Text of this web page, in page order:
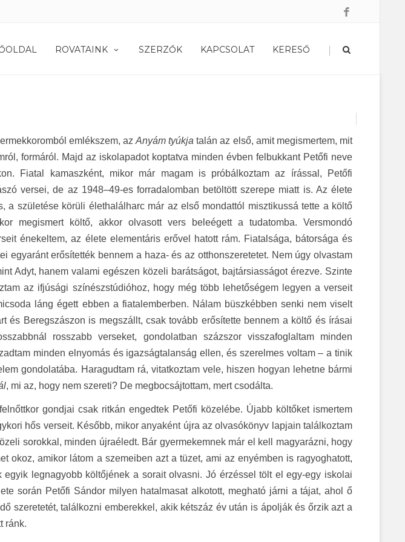
ROVATAINK SZERZŐK KAPCSOLAT KERESŐ |
emlékszem, azAnyám tyúkjatalán az első, amit megismertem, mit
formáról. Majd az iskolapadot koptatva minden évben felbukkant Petőfi neve
Fiatal kamaszként, mikor már magam is próbálkoztam az írással, Petőfi
versei, de az 1948–49-es forradalomban betöltött szerepe miatt is. Az élete
a születése körüli élethalálharc már az első mondattól misztikussá tette a költő
megismert költő, akkor olvasott vers beleégett a tudatomba. Versmondó
énekeltem, az élete elementáris erővel hatott rám. Fiatalsága, bátorsága és
egyaránt erősítették bennem a haza- és az otthonszeretetet. Nem úgy olvastam
Adyt, hanem valami egészen közeli barátságot, bajtársiasságot érezve. Szinte
az ifjúsági színészstúdióhoz, hogy még több lehetőségem legyen a verseit
láng égett ebben a fiatalemberben. Nálam büszkébben senki nem viselt
és Beregszászon is megszállt, csak tovább erősítette bennem a költő és írásai
rosszabb verseket, gondolatban százszor visszafoglaltam minden
minden elnyomás és igazságtalanság ellen, és szerelmes voltam – a tinik
gondolatába. Haragudtam rá, vitatkoztam vele, hiszen hogyan lehetne bármi
, mi az, hogy nem szereti? De megbocsájtottam, mert csodálta.
gondjai csak ritkán engedtek Petőfi közelébe. Újabb költőket ismertem
hős verseit. Később, mikor anyaként újra az olvasókönyv lapjain találkoztam
sorokkal, minden újraéledt. Bár gyermekemnek már el kell magyarázni, hogy
okoz, amikor látom a szemeiben azt a tüzet, ami az enyémben is ragyoghatott,
egyik legnagyobb költőjének a sorait olvasni. Jó érzéssel tölt el egy-egy iskolai
során Petőfi Sándor milyen hatalmasat alkotott, megható járni a tájat, ahol ő
szeretetét, találkozni emberekkel, akik kétszáz év után is ápolják és őrzik azt a
ránk.